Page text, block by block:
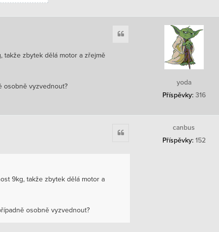
yoda
Příspěvky: 316
takže zbytek dělá motor a zřejmě
osobně vyzvednout?
canbus
Příspěvky: 152
9kg, takže zbytek dělá motor a
osobně vyzvednout?